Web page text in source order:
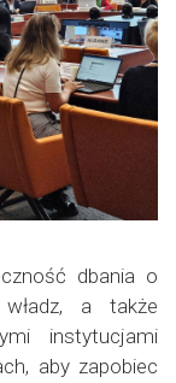
dbania o
władz, a także
instytucjami
aby zapobiec